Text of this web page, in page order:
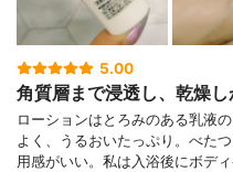
5.00
角質層まで浸透し、乾燥
ローションはとろみのある乳液
よく、うるおいたっぷり。べた
用感がいい。私は入浴後にボデ